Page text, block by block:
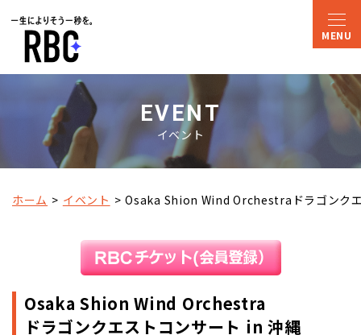
EVENT
イベント
ホーム イベント Osaka Shion Wind Orchestra ドラゴンク
Osaka Shion Wind Orchestra
ドラゴンクエストコンサート in 沖縄